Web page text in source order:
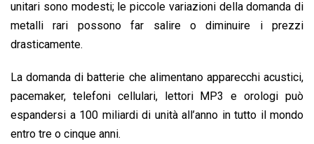
o
k
p
p
I
n
s
n
k
unitari sono modesti; le piccole variazioni della domanda di
metalli rari possono far salire o diminuire i prezzi
drasticamente.
La domanda di batterie che alimentano apparecchi acustici,
pacemaker, telefoni cellulari, lettori MP3 e orologi può
espandersi a 100 miliardi di unità all’anno in tutto il mondo
entro tre o cinque anni.